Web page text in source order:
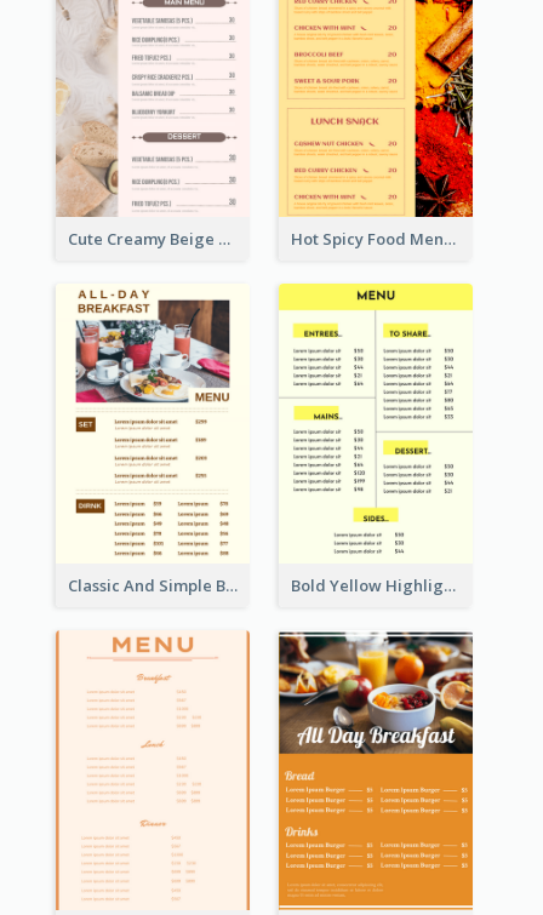
Cute Creamy Beige Bakery Menu Design Ideas Hot Spicy Food Menu Design Inspiration
Classic And Simple Breakfast Menu Design Inspiration Bold Yellow Highlight Simple Food Menu Design